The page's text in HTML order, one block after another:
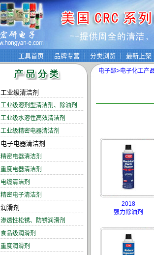
工具首页 品牌专营 分类浏览 最新上架
电子部>电子化工产
工业级清洁剂
工业级溶剂型清洁剂、除油剂
工业级水溶性高效清洁剂
工业级精密电器清洁剂
电子电器清洁剂
精密电器清洁剂
重度电器清洁剂
电缆清洁剂
精密电子清洁剂
润滑剂
渗透性松锈、防锈润滑剂
食品级润滑剂
重度润滑剂
2018
强力除油剂